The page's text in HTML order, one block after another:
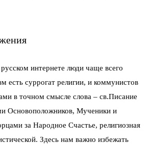
интернете люди чаще всего
есть суррогат религии, и коммунистов
в точном смысле слова – св.Писание
Основоположников, Мученики и
за Народное Счастье, религиозная
Здесь нам важно избежать